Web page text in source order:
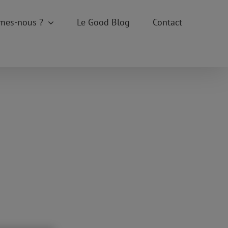
nous ? Le Good Blog Contact